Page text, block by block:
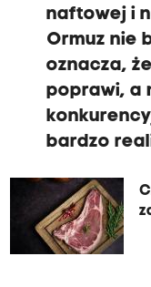
naftowej i
Ormuz nie
oznacza,
poprawi, a
bardzo